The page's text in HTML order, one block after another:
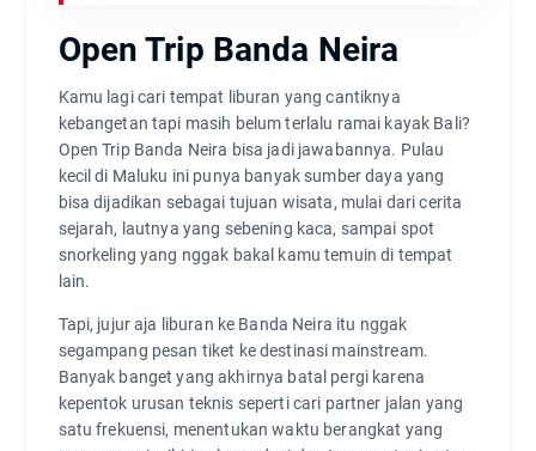
Open Trip Banda Neira
Kamu lagi cari tempat liburan yang cantiknya
kebangetan tapi masih belum terlalu ramai kayak Bali?
Open Trip Banda Neira bisa jadi jawabannya. Pulau
kecil di Maluku ini punya banyak sumber daya yang
bisa dijadikan sebagai tujuan wisata, mulai dari cerita
sejarah, lautnya yang sebening kaca, sampai spot
snorkeling yang nggak bakal kamu temuin di tempat
lain.
Tapi, jujur aja liburan ke Banda Neira itu nggak
segampang pesan tiket ke destinasi mainstream.
Banyak banget yang akhirnya batal pergi karena
kepentok urusan teknis seperti cari partner jalan yang
satu frekuensi, menentukan waktu berangkat yang